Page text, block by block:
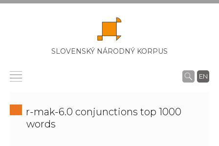
SLOVENSKÝ NÁRODNÝ KORPUS
EN
r-mak-6.0 conjunctions top 1000
words